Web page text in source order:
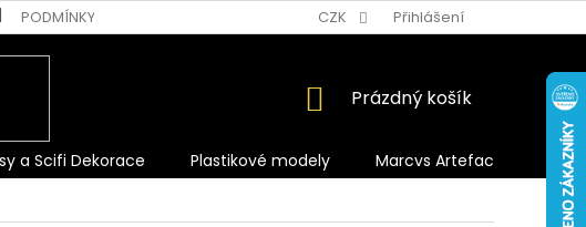
PODMÍNKY OCHRANY OSOBNÍCH ÚDAJŮ CZK Přihlášení
NÁKUPNÍ
Prázdný košík
a Scifi Dekorace Plastikové modely
Marcvs Artefacts